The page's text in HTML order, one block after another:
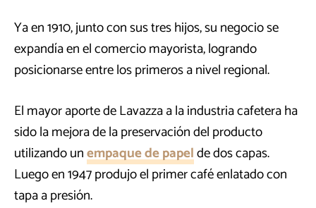
Ya en 1910, junto con sus tres hijos, su negocio se
expandía en el comercio mayorista, logrando
posicionarse entre los primeros a nivel regional.
El mayor aporte de Lavazza a la industria cafetera ha
sido la mejora de la preservación del producto
utilizando unempaque de papelde dos capas.
Luego en 1947 produjo el primer café enlatado con
tapa a presión.